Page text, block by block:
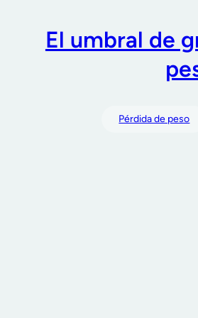
El umbral de
Pérdida de peso